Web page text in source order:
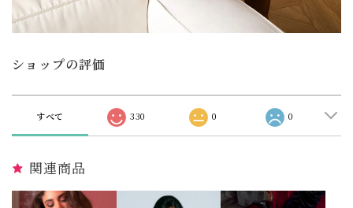
ショップの評価
すべて 330 0 0
関連商品